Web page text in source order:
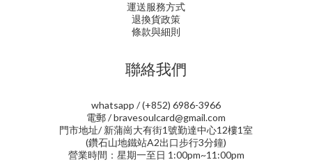
運送服務方式
退換貨政策
條款與細則
聯絡我們
whatsapp / (+852) 6986-3966
電郵 / bravesoulcard@gmail.com
門市地址/ 新蒲崗大有街1號勤達中心12樓1室
(鑽石山地鐵站A2出口步行3分鐘)
營業時間：星期一至日 1:00pm~11:00pm